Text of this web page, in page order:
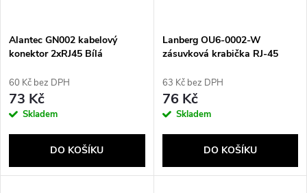
Alantec GN002 kabelový
konektor 2xRJ45 Bílá
60 Kč bez DPH
73 Kč
Skladem
DO KOŠÍKU
Lanberg OU6-0002-W
zásuvková krabička RJ-45
63 Kč bez DPH
76 Kč
Skladem
DO KOŠÍKU